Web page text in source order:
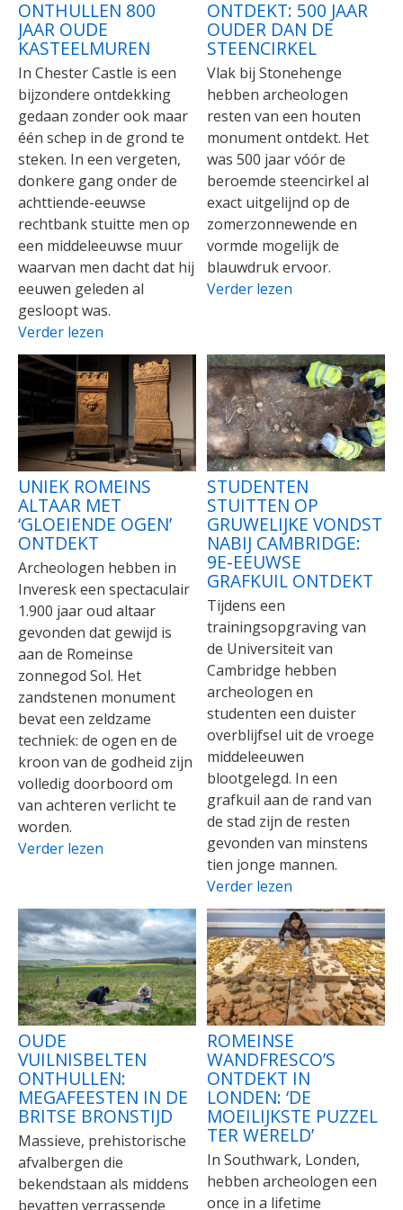
ONTHULLEN 800
JAAR OUDE
KASTEELMUREN
In Chester Castle is een
bijzondere ontdekking
gedaan zonder ook maar
één schep in de grond te
steken. In een vergeten,
donkere gang onder de
achttiende-eeuwse
rechtbank stuitte men op
een middeleeuwse muur
waarvan men dacht dat hij
eeuwen geleden al
gesloopt was.
Verder lezen
ONTDEKT: 500 JAAR
OUDER DAN DE
STEENCIRKEL
Vlak bij Stonehenge
hebben archeologen
resten van een houten
monument ontdekt. Het
was 500 jaar vóór de
beroemde steencirkel al
exact uitgelijnd op de
zomerzonnewende en
vormde mogelijk de
blauwdruk ervoor.
Verder lezen
UNIEK ROMEINS
ALTAAR MET
‘GLOEIENDE OGEN’
ONTDEKT
Archeologen hebben in
Inveresk een spectaculair
1.900 jaar oud altaar
gevonden dat gewijd is
aan de Romeinse
zonnegod Sol. Het
zandstenen monument
bevat een zeldzame
techniek: de ogen en de
kroon van de godheid zijn
volledig doorboord om
van achteren verlicht te
worden.
Verder lezen
STUDENTEN
STUITTEN OP
GRUWELIJKE VONDST
NABIJ CAMBRIDGE:
9E-EEUWSE
GRAFKUIL ONTDEKT
Tijdens een
trainingsopgraving van
de Universiteit van
Cambridge hebben
archeologen en
studenten een duister
overblijfsel uit de vroege
middeleeuwen
blootgelegd. In een
grafkuil aan de rand van
de stad zijn de resten
gevonden van minstens
tien jonge mannen.
Verder lezen
OUDE
VUILNISBELTEN
ONTHULLEN:
MEGAFEESTEN IN DE
BRITSE BRONSTIJD
Massieve, prehistorische
afvalbergen die
bekendstaan als middens
bevatten verrassende
ROMEINSE
WANDFRESCO’S
ONTDEKT IN
LONDEN: ‘DE
MOEILIJKSTE PUZZEL
TER WERELD’
In Southwark, Londen,
hebben archeologen een
once in a lifetime